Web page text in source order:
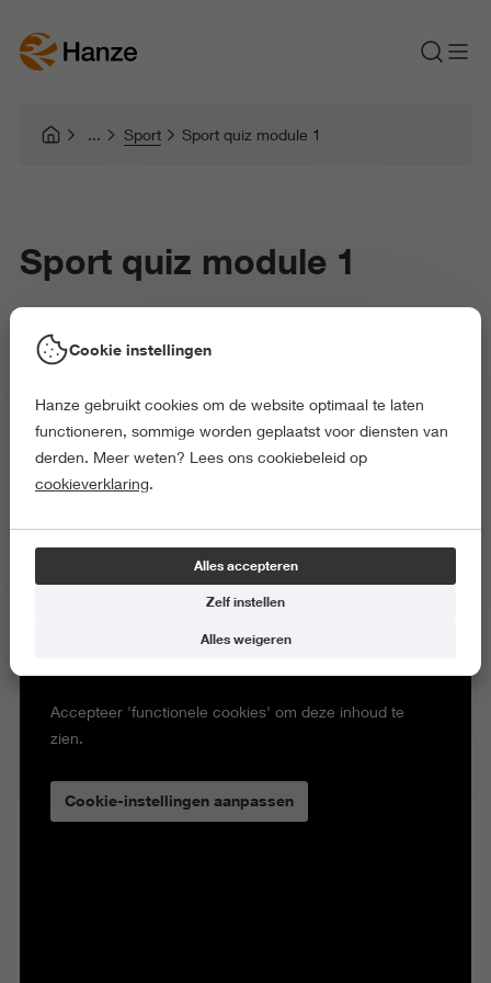
Sport Sport quiz module 1
Sport quiz module 1
Accepteer 'functionele cookies' om deze inhoud te
zien.
Cookie-instellingen aanpassen
Cookie instellingen
Hanze gebruikt cookies om de website optimaal te laten
functioneren, sommige worden geplaatst voor diensten van
derden. Meer weten? Lees ons cookiebeleid op
cookieverklaring.
Alles accepteren
Zelf instellen
Alles weigeren